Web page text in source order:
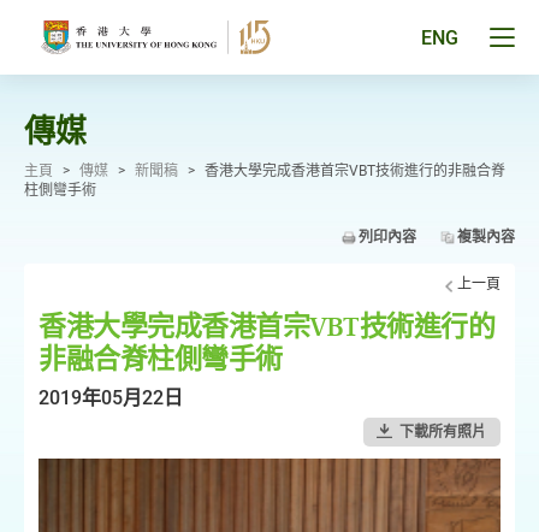
ENG
傳媒
主頁 > 傳媒 > 新聞稿 > 香港大學完成香港首宗VBT技術進行的非融合脊
柱側彎手術
列印內容 複製內容
上一頁
香港大學完成香港首宗VBT技術進行的
非融合脊柱側彎手術
2019年05月22日
下載所有照片